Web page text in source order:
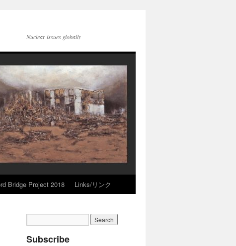
Nuclear issues globally
Bridge Project 2018 Links/リンク
Subscribe